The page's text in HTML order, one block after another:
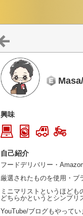
興味
自己紹介
フードデリバリー・
厳選されたものを使用・ブ
ミニマリストというほども
どちらかというとシンプリ
YouTube/ブログもやってい